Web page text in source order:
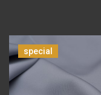
special